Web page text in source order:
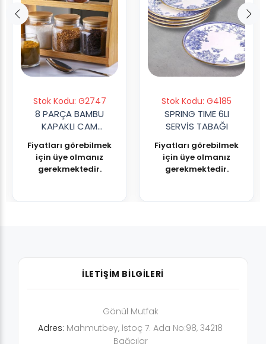
Stok Kodu: G2747
8 PARÇA BAMBU
KAPAKLI CAM
Fiyatları görebilmek
için üye olmanız
gerekmektedir.
Stok Kodu: G4185
SPRING TIME 6LI
SERVİS TABAĞI
Fiyatları görebilmek
için üye olmanız
gerekmektedir.
İLETİŞİM BİLGİLERİ
Gönül Mutfak
Adres: Mahmutbey, İstoç 7. Ada No:98, 34218
Bağcılar